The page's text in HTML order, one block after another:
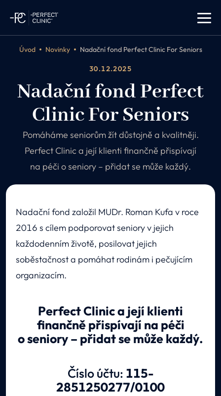
Úvod Novinky Nadační fond Perfect Clinic For Seniors
30.12.2025
Nadační fond Perfect
Clinic For Seniors
Pomáháme seniorům žít důstojně a kvalitněji.
Perfect Clinic a její klienti finančně přispívají
na péči o seniory – přidat se může každý.
Nadační fond založil MUDr. Roman Kufa v roce
2016 s cílem podporovat seniory v jejich
každodenním životě, posilovat jejich
soběstačnost a pomáhat rodinám i pečujícím
organizacím.
Perfect Clinic a její klienti
finančně přispívají na péči
o seniory – přidat se může každý.
Číslo účtu: 115-
2851250277/0100